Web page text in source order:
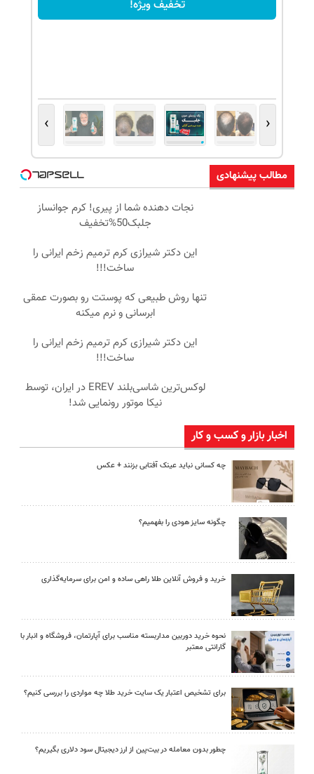
تخفیف ویژه!
‹
›
مطالب پیشنهادی
نجات دهنده شما از پیری! کرم جوانساز
جلبک50%تخفیف
این دکتر شیرازی کرم ترمیم زخم ایرانی را
ساخت!!!
تنها روش طبیعی که پوستت رو بصورت عمقی
ابرسانی و نرم میکنه
این دکتر شیرازی کرم ترمیم زخم ایرانی را
ساخت!!!
لوکس‌ترین شاسی‌بلند EREV در ایران، توسط
نیکا موتور رونمایی شد!
اخبار بازار و کسب و کار
چه کسانی نباید عینک آفتابی بزنند + عکس
چگونه سایز هودی را بفهمیم؟
خرید و فروش آنلاین طلا راهی ساده و امن برای سرمایه‌گذاری
نحوه خرید دوربین مداربسته مناسب برای آپارتمان، فروشگاه و انبار با
گارانتی معتبر
برای تشخیص اعتبار یک سایت خرید طلا چه مواردی را بررسی کنیم؟
چطور بدون معامله در بیت‌پین از ارز دیجیتال سود دلاری بگیریم؟